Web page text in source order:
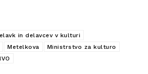
in delavcev v kulturi
Metelkova
Ministrstvo za kulturo